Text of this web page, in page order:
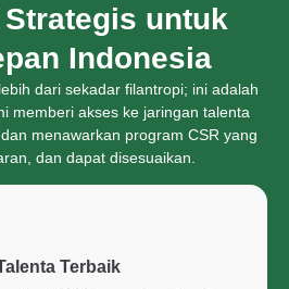
untuk
Indonesia
dari sekadar filantropi; ini adalah
memberi akses ke jaringan talenta
menawarkan program CSR yang
dan dapat disesuaikan.
Terbaik